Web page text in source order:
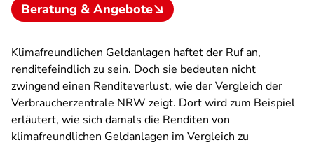
Beratung & Angebote
Klimafreundlichen Geldanlagen haftet der Ruf an,
renditefeindlich zu sein. Doch sie bedeuten nicht
zwingend einen Renditeverlust, wie der Vergleich der
Verbraucherzentrale NRW zeigt. Dort wird zum Beispiel
erläutert, wie sich damals die Renditen von
klimafreundlichen Geldanlagen im Vergleich zu